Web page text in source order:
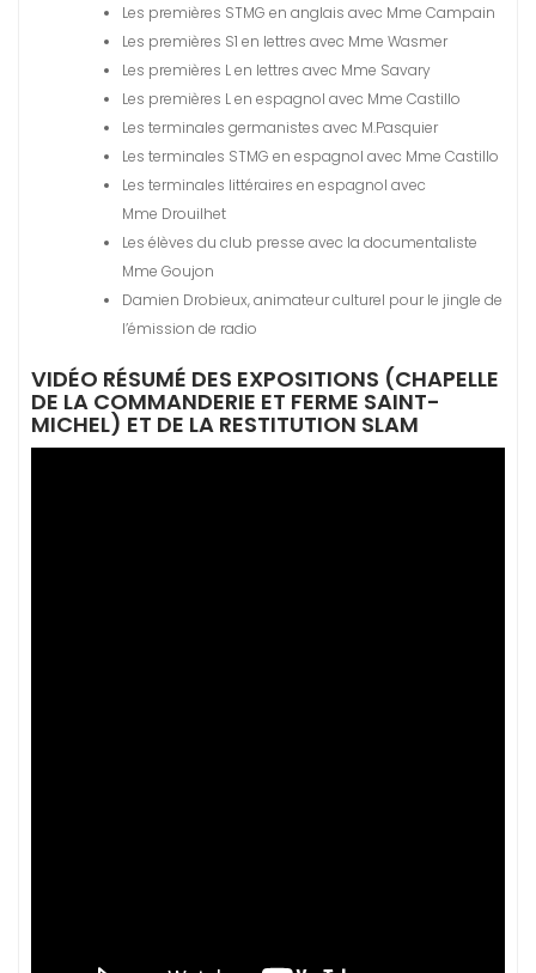
Les premières STMG en anglais avec Mme Campain
Les premières S1 en lettres avec Mme Wasmer
Les premières L en lettres avec Mme Savary
Les premières L en espagnol avec Mme Castillo
Les terminales germanistes avec M.Pasquier
Les terminales STMG en espagnol avec Mme Castillo
Les terminales littéraires en espagnol avec
Mme Drouilhet
Les élèves du club presse avec la documentaliste
Mme Goujon
Damien Drobieux, animateur culturel pour le jingle de
l’émission de radio
VIDÉO RÉSUMÉ DES EXPOSITIONS (CHAPELLE
DE LA COMMANDERIE ET FERME SAINT-
MICHEL) ET DE LA RESTITUTION SLAM